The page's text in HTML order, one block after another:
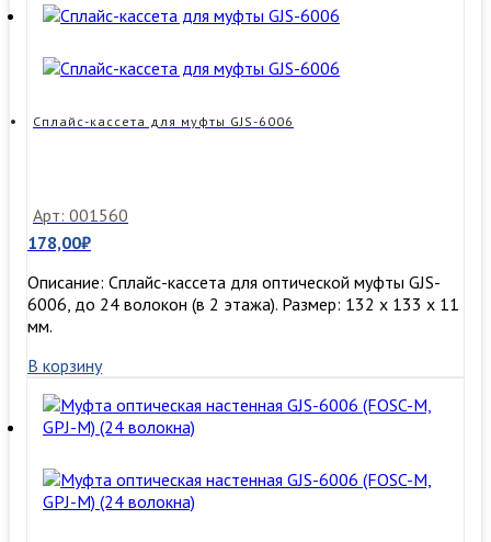
Сплайс-кассета для муфты GJS-6006
Арт: 001560
178,00₽
Описание: Сплайс-кассета для оптической муфты GJS-
6006, до 24 волокон (в 2 этажа). Размер: 132 х 133 х 11
мм.
В корзину